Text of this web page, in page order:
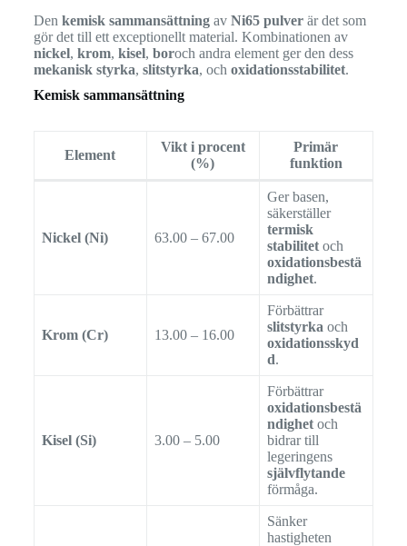
Den kemisk sammansättningav Ni65 pulverär det som
gör det till ett exceptionellt material. Kombinationen av
nickel, krom, kisel, boroch andra element ger den dess
mekanisk styrka, slitstyrka, och oxidationsstabilitet.
Kemisk sammansättning
Element
Vikt i procent
(%)
Primär
funktion
Nickel (Ni) 63.00 – 67.00
Ger basen,
säkerställer
termisk
stabilitetoch
oxidationsbestä
ndighet.
Krom (Cr) 13.00 – 16.00
Förbättrar
slitstyrka och
oxidationsskyd
d.
Kisel (Si) 3.00 – 5.00
Förbättrar
oxidationsbestä
ndighetoch
bidrar till
legeringens
självflytande
förmåga.
Sänker
hastigheten